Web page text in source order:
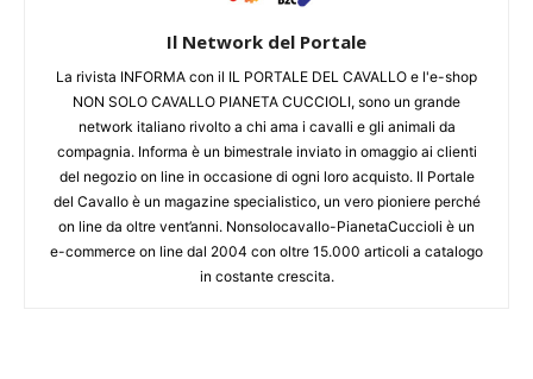
Il Network del Portale
La rivista INFORMA con il IL PORTALE DEL CAVALLO e l'e-shop
NON SOLO CAVALLO PIANETA CUCCIOLI, sono un grande
network italiano rivolto a chi ama i cavalli e gli animali da
compagnia. Informa è un bimestrale inviato in omaggio ai clienti
del negozio on line in occasione di ogni loro acquisto. Il Portale
del Cavallo è un magazine specialistico, un vero pioniere perché
on line da oltre vent’anni. Nonsolocavallo-PianetaCuccioli è un
e-commerce on line dal 2004 con oltre 15.000 articoli a catalogo
in costante crescita.